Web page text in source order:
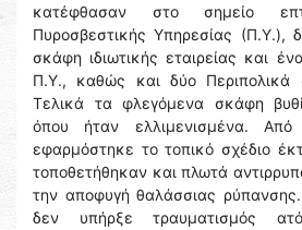
κατέφθασαν στο σημείο
Πυροσβεστικής Υπηρεσίας (Π.Υ.),
σκάφη ιδιωτικής εταιρείας και
Π.Υ., καθώς και δύο
Τελικά τα φλεγόμενα σκάφη
όπου ήταν ελλιμενισμένα.
εφαρμόστηκε το τοπικό σχέδιο
τοποθετήθηκαν και πλωτά
την αποφυγή θαλάσσιας
δεν υπήρξε τραυματισμός